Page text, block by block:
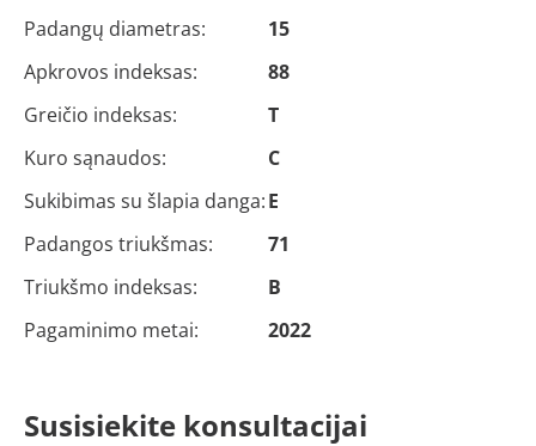
Padangų diametras:
15
Apkrovos indeksas:
88
Greičio indeksas:
T
Kuro sąnaudos:
C
Sukibimas su šlapia danga:E
Padangos triukšmas:
71
Triukšmo indeksas:
B
Pagaminimo metai:
2022
Susisiekite konsultacijai